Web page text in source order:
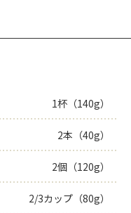
1杯（140g）
2本（40g）
2個（120g）
2/3カップ（80g）